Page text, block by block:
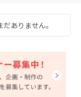
ありません。